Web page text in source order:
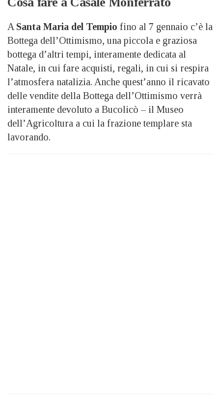
ASanta Maria del Tempio fino al 7 gennaio c’è la
Bottega dell’Ottimismo, una piccola e graziosa
bottega d’altri tempi, interamente dedicata al
Natale, in cui fare acquisti, regali, in cui si respira
l’atmosfera natalizia. Anche quest’anno il ricavato
delle vendite della Bottega dell’Ottimismo verrà
interamente devoluto a Bucolicò – il Museo
dell’Agricoltura a cui la frazione templare sta
lavorando.